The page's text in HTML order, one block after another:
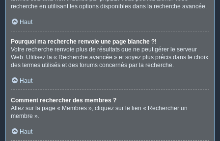
recherche en utilisant les options disponibles dans la recherche avancée.
Haut
Pourquoi ma recherche renvoie une page blanche ?!
Votre recherche renvoie plus de résultats que ne peut gérer le serveur
Web. Utilisez la « Recherche avancée » et soyez plus précis dans le choix
des termes utilisés et des forums concernés par la recherche.
Haut
Comment rechercher des membres ?
Allez sur la page « Membres », cliquez sur le lien « Rechercher un
membre ».
Haut